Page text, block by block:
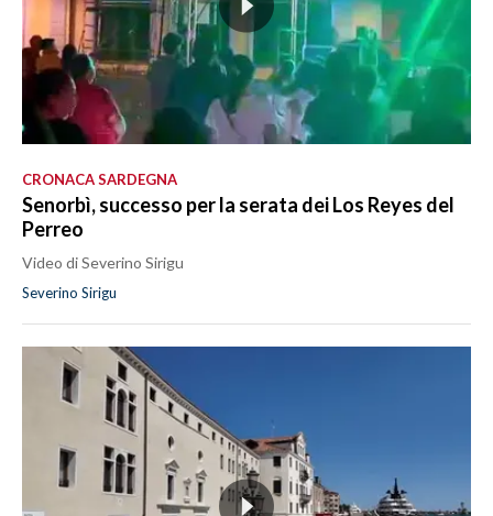
CRONACA SARDEGNA
Senorbì, successo per la serata dei Los Reyes del
Perreo
Video di Severino Sirigu
Severino Sirigu